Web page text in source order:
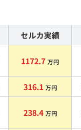
セルカ実績
1172.7 万円
316.1 万円
238.4 万円